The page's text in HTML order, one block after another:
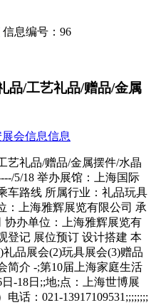
信息编号：96
品/工艺礼品/赠品/金属
会信息信息
艺礼品/赠品/金属摆件/水晶
5/18 举办展馆：上海国际
车路线 所属行业：礼品玩具
：上海雅辉展览有限公司 承
协办单位：上海雅辉展览有
登记 展位预订 设计搭建 本
品展会(2)玩具展会(3)赠品
简介 -;第10届上海家庭生活
-18日;;地;点：上海世博展
话：021-13917109531;;;;;;;;